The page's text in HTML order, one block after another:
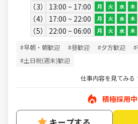
3 13:00 ~ 17:00 月 火 水 木
4 17:00 ~ 22:00 月 火 水 木
5 22:00 ~ 06:00 月 火 水 木
#早朝・朝歓迎 #昼歓迎 #夕方歓迎
#土日祝(週末)歓迎
仕事内容を見てみる
積極採用